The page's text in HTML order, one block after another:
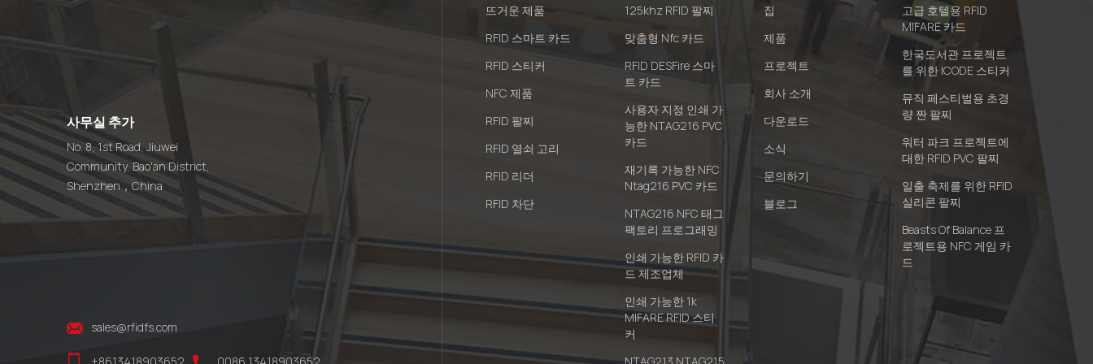
사무실 추가
No. 8, 1st Road, Jiuwei
Community, Bao'an District,
Shenzhen，China
sales@rfidfs.com
뜨거운 제품
RFID 스마트 카드
RFID 스티커
NFC 제품
RFID 팔찌
RFID 열쇠 고리
RFID 리더
RFID 차단
125khz RFID 팔찌
맞춤형 Nfc 카드
RFID DESFire 스마
트 카드
사용자 지정 인쇄 가
능한 NTAG216 PVC
카드
재기록 가능한 NFC
Ntag216 PVC 카드
NTAG216 NFC 태그
팩토리 프로그래밍
인쇄 가능한 RFID 카
드 제조업체
인쇄 가능한 1k
MIFARE RFID 스티
커
집
제품
프로젝트
회사 소개
다운로드
소식
문의하기
블로그
고급 호텔용 RFID
MIFARE 카드
한국도서관 프로젝트
를 위한 ICODE 스티커
뮤직 페스티벌용 초경
량 짠 팔찌
워터 파크 프로젝트에
대한 RFID PVC 팔찌
일출 축제를 위한 RFID
실리콘 팔찌
Beasts Of Balance 프
로젝트용 NFC 게임 카
드